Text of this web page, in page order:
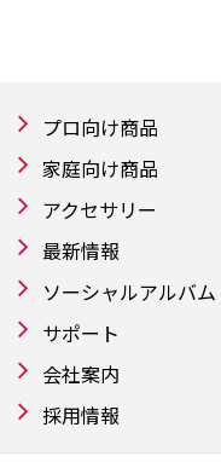
プロ向け商品
家庭向け商品
アクセサリー
最新情報
ソーシャルアルバム
サポート
会社案内
採用情報